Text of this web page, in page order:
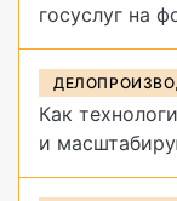
госуслуг на
Как
и